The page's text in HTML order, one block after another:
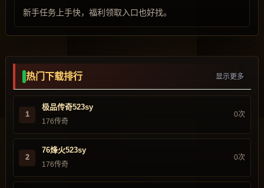
新手任务上手快，福利领取入口也好找。
热门下载排行 显示更多
1
极品传奇523sy
176传奇
0次
2
76烽火523sy
176传奇
0次